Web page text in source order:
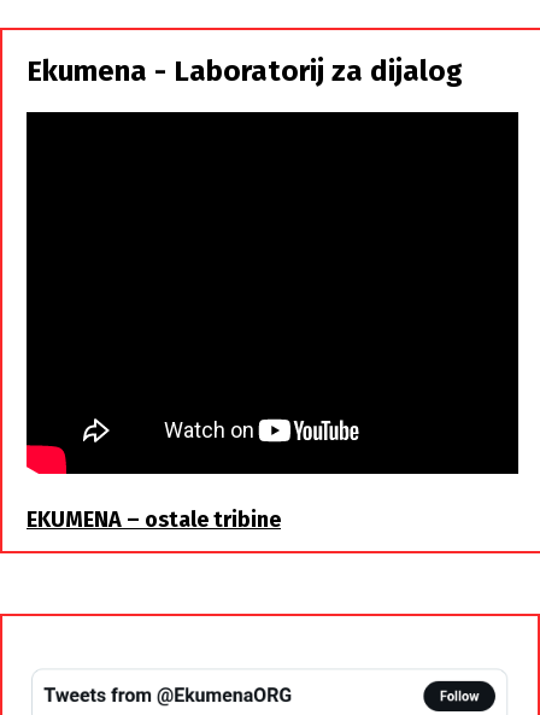
Srbi,
istorodna
braća
Ekumena - Laboratorij za dijalog
EKUMENA – ostale tribine